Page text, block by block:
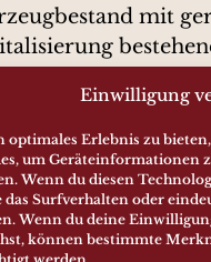
Einwilligung
optimales Erlebnis zu
um Geräteinformationen
Wenn du diesen
das Surfverhalten oder
Wenn du deine
können bestimmte
mit
in der
und den